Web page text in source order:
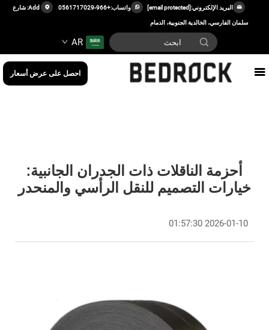
البريد الإلكتروني:[email protected] واتساب:+966-0561717029 Add: شارع
سلمان الفارسي، الخالدية الجنوبية، الدمام
AR
احصل على عرض أسعار
أحزمة الناقلات ذات الجدران الجانبية:
خيارات التصميم للنقل الرأسي والمنحدر
2026-01-10 01:57:30